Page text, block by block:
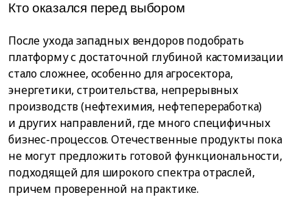
Кто оказался перед выбором
После ухода западных вендоров подобрать
платформу с достаточной глубиной кастомизации
стало сложнее, особенно для агросектора,
энергетики, строительства, непрерывных
производств (нефтехимия, нефтепереработка)
и других направлений, где много специфичных
бизнес-процессов. Отечественные продукты пока
не могут предложить готовой функциональности,
подходящей для широкого спектра отраслей,
причем проверенной на практике.